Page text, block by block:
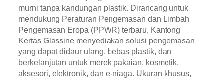
murni tanpa kandungan plastik. Dirancang untuk
mendukung Peraturan Pengemasan dan Limbah
Pengemasan Eropa (PPWR) terbaru, Kantong
Kertas Glassine menyediakan solusi pengemasan
yang dapat didaur ulang, bebas plastik, dan
berkelanjutan untuk merek pakaian, kosmetik,
aksesori, elektronik, dan e-niaga. Ukuran khusus,